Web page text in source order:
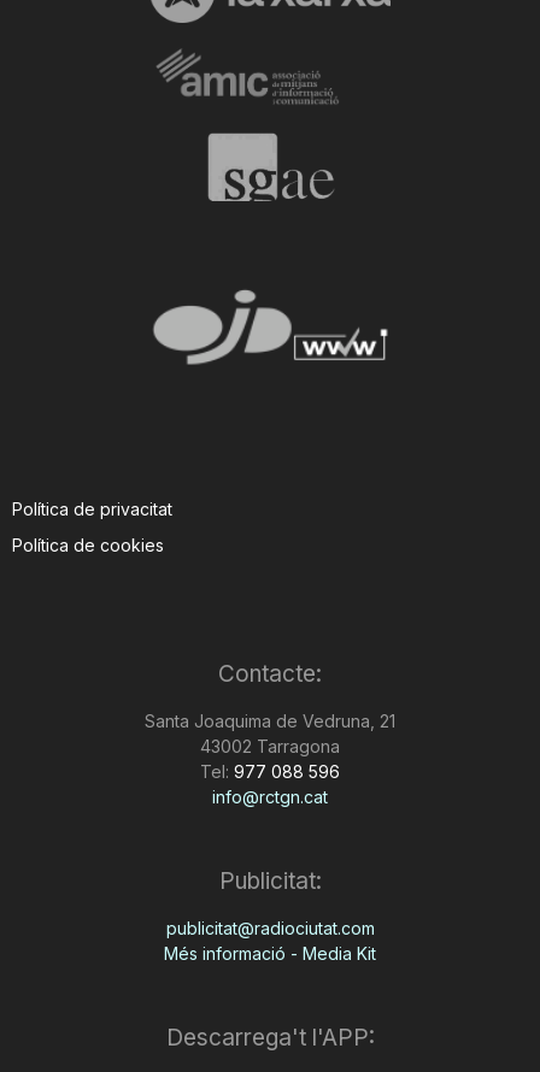
Política de privacitat
Política de cookies
Contacte:
Santa Joaquima de Vedruna, 21
43002 Tarragona
Tel: 977 088 596
info@rctgn.cat
Publicitat:
publicitat@radiociutat.com
Més informació - Media Kit
Descarrega't l'APP: